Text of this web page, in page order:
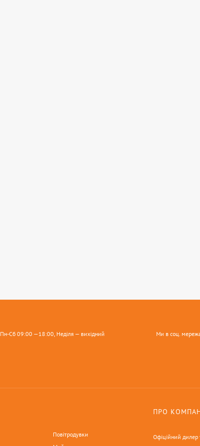
Пн-Сб 09:00 —18:00, Неділя — вихідний Ми в соц.
Повітродувки
ПРО
Офіційний дилер